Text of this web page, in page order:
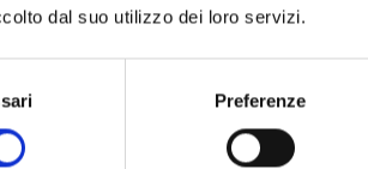
dal suo utilizzo dei loro servizi.
Preferenze
cosa
una
Per informazioni
Servizio Promozione e